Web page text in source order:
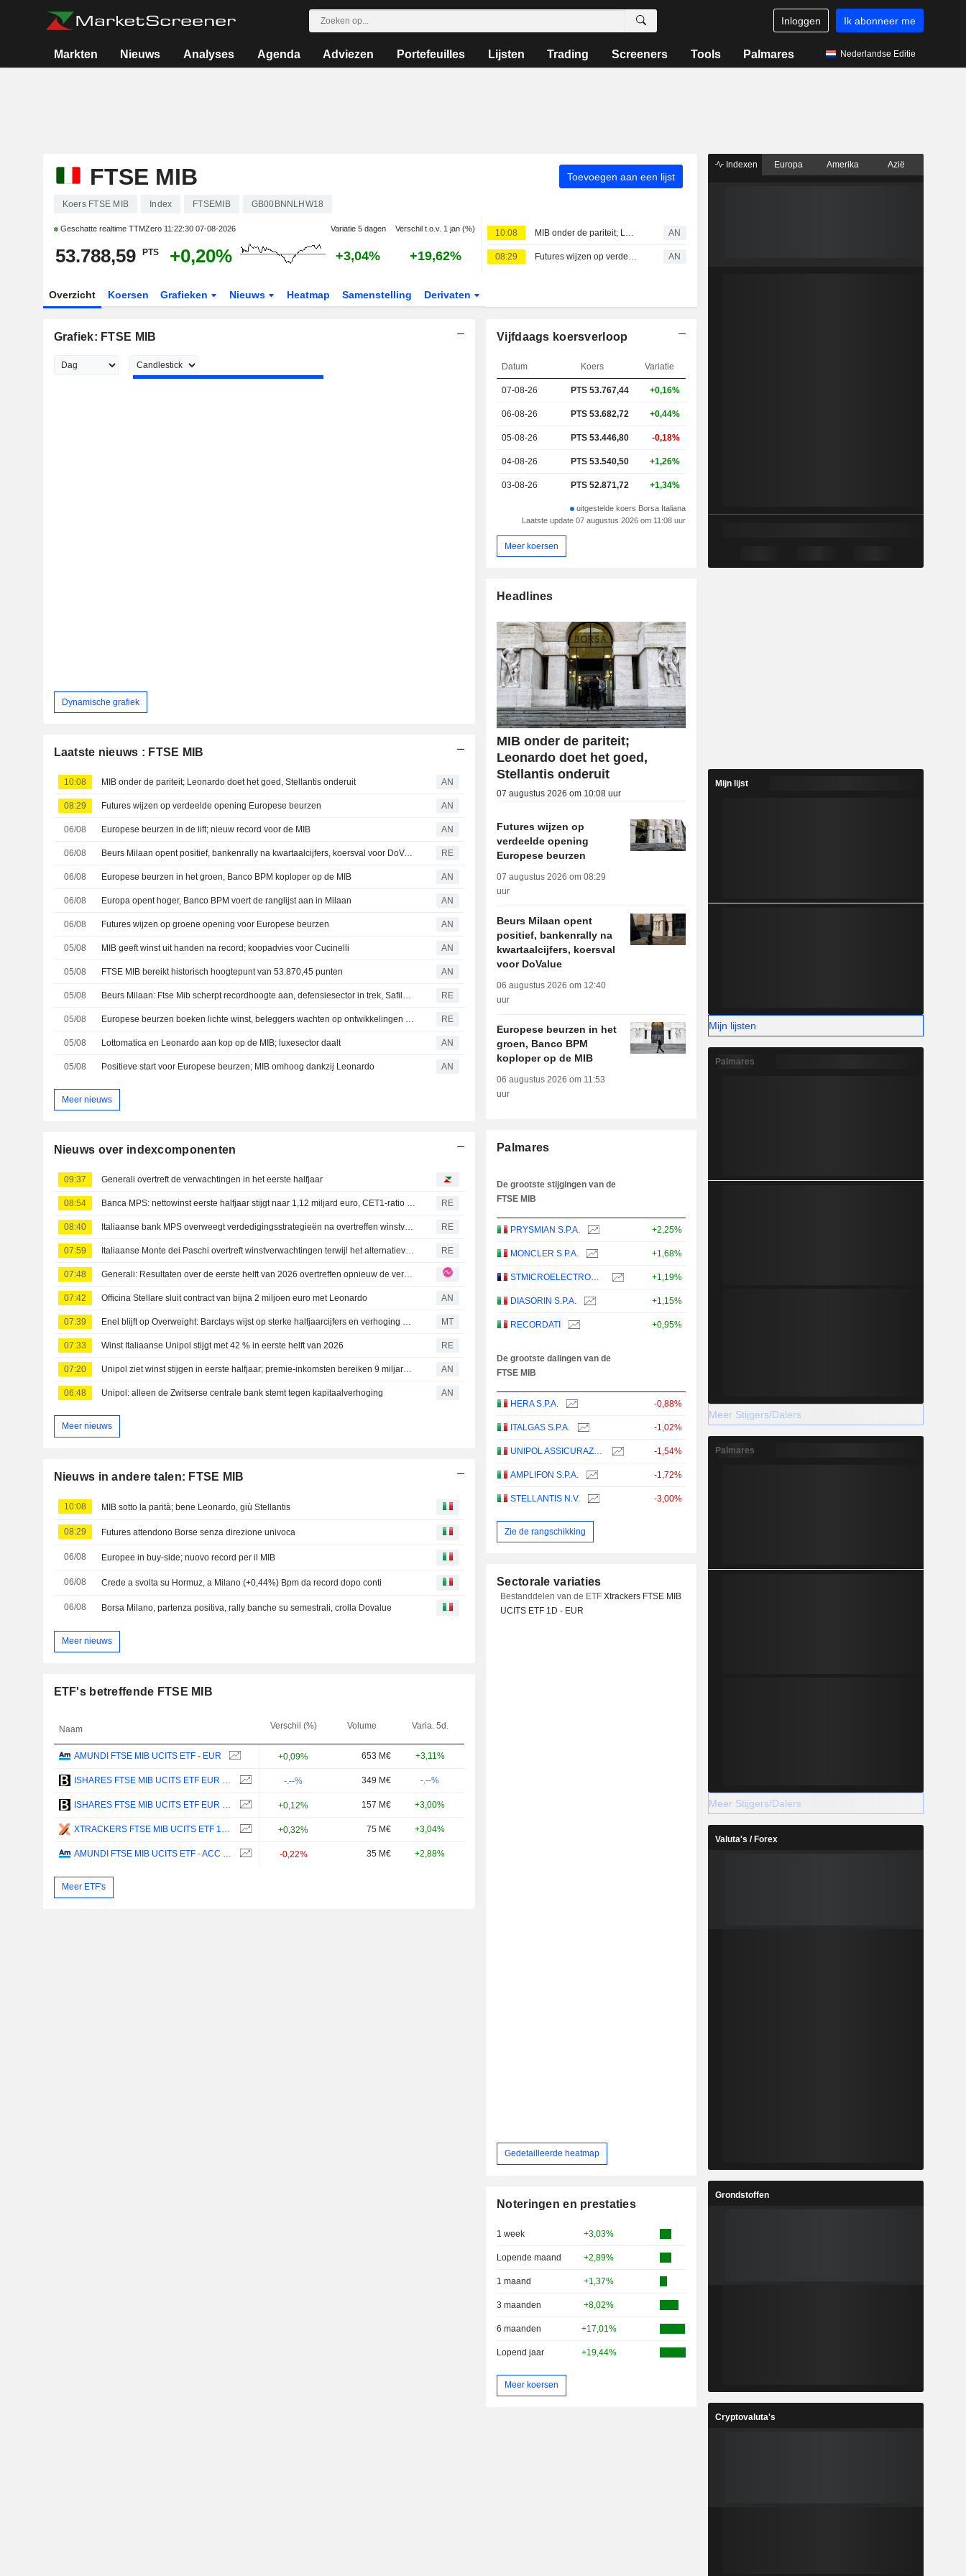
Inloggen Ik abonneer me
Markten Nieuws Analyses Agenda Adviezen Portefeuilles Lijsten Trading Screeners Tools Palmares Nederlandse Editie
FTSE MIB Toevoegen aan een lijst
Koers FTSE MIB Index FTSEMIB GB00BNNLHW18
Geschatte realtime TTMZero 11:22:30 07-08-2026 Variatie 5 dagen Verschil t.o.v. 1 jan (%)
53.788,59 PTS +0,20% +3,04% +19,62%
10:08 MIB onder de pariteit; Leonardo doet het goed, Stellantis onderuit AN
08:29 Futures wijzen op verdeelde opening Europese beurzen AN
Overzicht Koersen Grafieken Nieuws Heatmap Samenstelling Derivaten
Grafiek: FTSE MIB
Dynamische grafiek
Laatste nieuws : FTSE MIB
10:08 MIB onder de pariteit; Leonardo doet het goed, Stellantis onderuit AN
08:29 Futures wijzen op verdeelde opening Europese beurzen AN
06/08 Europese beurzen in de lift; nieuw record voor de MIB AN
06/08 Beurs Milaan opent positief, bankenrally na kwartaalcijfers, koersval voor DoValue RE
06/08 Europese beurzen in het groen, Banco BPM koploper op de MIB AN
06/08 Europa opent hoger, Banco BPM voert de ranglijst aan in Milaan AN
06/08 Futures wijzen op groene opening voor Europese beurzen AN
05/08 MIB geeft winst uit handen na record; koopadvies voor Cucinelli AN
05/08 FTSE MIB bereikt historisch hoogtepunt van 53.870,45 punten AN
05/08 Beurs Milaan: Ftse Mib scherpt recordhoogte aan, defensiesector in trek, Safilo schiet omhoog RE
05/08 Europese beurzen boeken lichte winst, beleggers wachten op ontwikkelingen in het Midden-Oosten RE
05/08 Lottomatica en Leonardo aan kop op de MIB; luxesector daalt AN
05/08 Positieve start voor Europese beurzen; MIB omhoog dankzij Leonardo AN
Meer nieuws
Nieuws over indexcomponenten
09:37 Generali overtreft de verwachtingen in het eerste halfjaar
08:54 Banca MPS: nettowinst eerste halfjaar stijgt naar 1,12 miljard euro, CET1-ratio op 16,3 % RE
08:40 Italiaanse bank MPS overweegt verdedigingsstrategieën na overtreffen winstverwachting RE
07:59 Italiaanse Monte dei Paschi overtreft winstverwachtingen terwijl het alternatieven voor bod Intesa bestudeert RE
07:48 Generali: Resultaten over de eerste helft van 2026 overtreffen opnieuw de verwachtingen, zij het deels voorzien
07:42 Officina Stellare sluit contract van bijna 2 miljoen euro met Leonardo AN
07:39 Enel blijft op Overweight: Barclays wijst op sterke halfjaarcijfers en verhoging winstverwachting voor 2026 MT
07:33 Winst Italiaanse Unipol stijgt met 42 % in eerste helft van 2026 RE
07:20 Unipol ziet winst stijgen in eerste halfjaar; premie-inkomsten bereiken 9 miljard euro AN
06:48 Unipol: alleen de Zwitserse centrale bank stemt tegen kapitaalverhoging AN
Meer nieuws
Nieuws in andere talen: FTSE MIB
10:08 MIB sotto la parità; bene Leonardo, giù Stellantis
08:29 Futures attendono Borse senza direzione univoca
06/08 Europee in buy-side; nuovo record per il MIB
06/08 Crede a svolta su Hormuz, a Milano (+0,44%) Bpm da record dopo conti
06/08 Borsa Milano, partenza positiva, rally banche su semestrali, crolla Dovalue
Meer nieuws
ETF's betreffende FTSE MIB
Naam Verschil (%) Volume Varia. 5d.
AMUNDI FTSE MIB UCITS ETF - EUR +0,09% 653 M€ +3,11%
-.--% 349 M€ -.--%
+0,12% 157 M€ +3,00%
+0,32% 75 M€ +3,04%
-0,22% 35 M€ +2,88%
Meer ETF's
Vijfdaags koersverloop
Datum Koers Variatie
07-08-26 PTS 53.767,44 +0,16%
06-08-26 PTS 53.682,72 +0,44%
05-08-26 PTS 53.446,80 -0,18%
04-08-26 PTS 53.540,50 +1,26%
03-08-26 PTS 52.871,72 +1,34%
uitgestelde koers Borsa Italiana
Laatste update 07 augustus 2026 om 11:08 uur
Meer koersen
Headlines
MIB onder de pariteit;
Leonardo doet het goed,
Stellantis onderuit
07 augustus 2026 om 10:08 uur
Futures wijzen op
verdeelde opening
Europese beurzen
07 augustus 2026 om 08:29
uur
Beurs Milaan opent
positief, bankenrally na
kwartaalcijfers, koersval
voor DoValue
06 augustus 2026 om 12:40
uur
Europese beurzen in het
groen, Banco BPM
koploper op de MIB
06 augustus 2026 om 11:53
uur
Palmares
De grootste stijgingen van de
FTSE MIB
PRYSMIAN S.P.A. +2,25%
MONCLER S.P.A. +1,68%
STMICROELECTRONICS N.V. +1,19%
DIASORIN S.P.A. +1,15%
RECORDATI +0,95%
De grootste dalingen van de
FTSE MIB
HERA S.P.A. -0,88%
ITALGAS S.P.A. -1,02%
UNIPOL ASSICURAZIONI S.P.A. -1,54%
AMPLIFON S.P.A. -1,72%
STELLANTIS N.V. -3,00%
Zie de rangschikking
Sectorale variaties
Bestanddelen van de ETFXtrackers FTSE MIB
UCITS ETF 1D - EUR
Gedetailleerde heatmap
Noteringen en prestaties
1 week +3,03%
Lopende maand +2,89%
1 maand +1,37%
3 maanden +8,02%
6 maanden +17,01%
Lopend jaar +19,44%
Meer koersen
Indexen Europa Amerika Azië
Mijn lijst
Mijn lijsten
Palmares
Meer Stijgers/Dalers
Palmares
Meer Stijgers/Dalers
Valuta's / Forex
Grondstoffen
Cryptovaluta's